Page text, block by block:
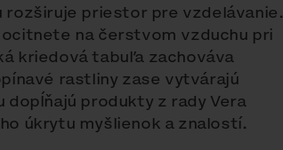
rozširuje priestor pre vzdelávanie.
na čerstvom vzduchu pri
kriedová tabuľa zachováva
rastliny zase vytvárajú
produkty z rady Vera
úkrytu myšlienok a znalostí.